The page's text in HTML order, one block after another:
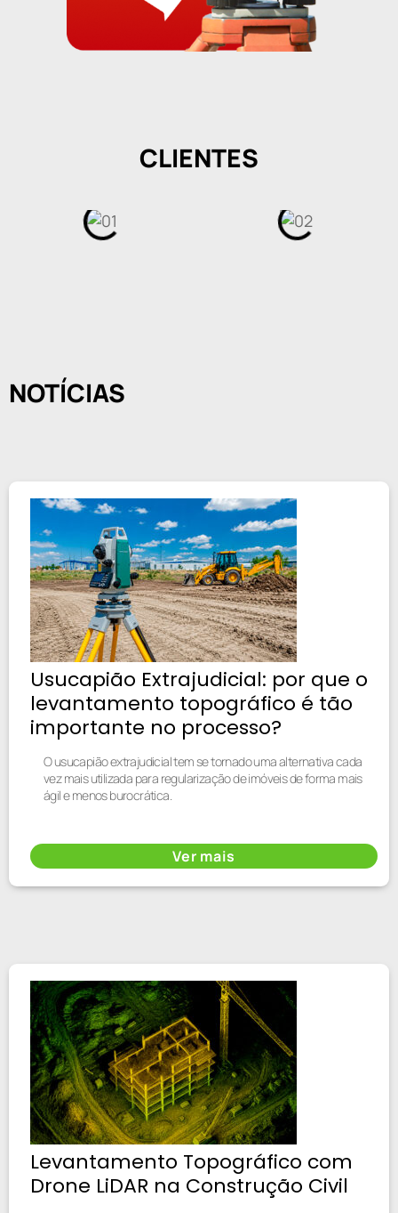
CLIENTES
NOTÍCIAS
Usucapião Extrajudicial: por que o
levantamento topográfico é tão
importante no processo?
O usucapião extrajudicial tem se tornado uma alternativa cada
vez mais utilizada para regularização de imóveis de forma mais
ágil e menos burocrática.
Ver mais
Levantamento Topográfico com
Drone LiDAR na Construção Civil